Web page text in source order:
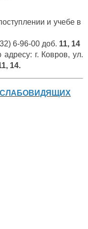
и учебе в
6-96-00 доб. 11, 14
г. Ковров, ул.
14.